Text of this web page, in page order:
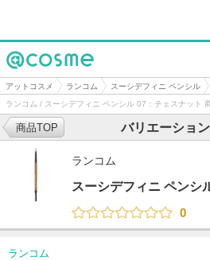
@cosme
アットコスメ ランコム スーシデフィニ ペンシル
ランコム / スーシデフィニ ペンシル 07：チェスナット
バリエーショ
商品TOP
ランコム
スーシデフィニ ペンシ
0
ランコム